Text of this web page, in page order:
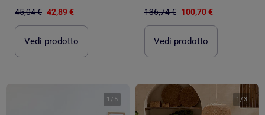
45,04 € 42,89 €
Vedi prodotto
136,74 € 100,70 €
Vedi prodotto
1 / 5 1 /3